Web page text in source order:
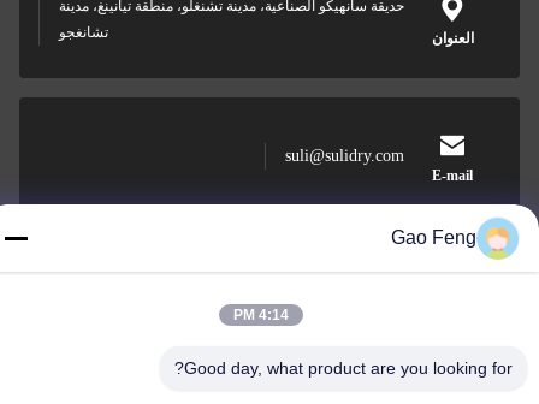
العنوان
حديقة سانهيكو الصناعية، مدينة تشنغلو، منطقة تيانينغ، مدينة
تشانغجو
E-mail
suli@sulidry.com
Gao Feng
4:14 PM
Good day, what product are you looking for?